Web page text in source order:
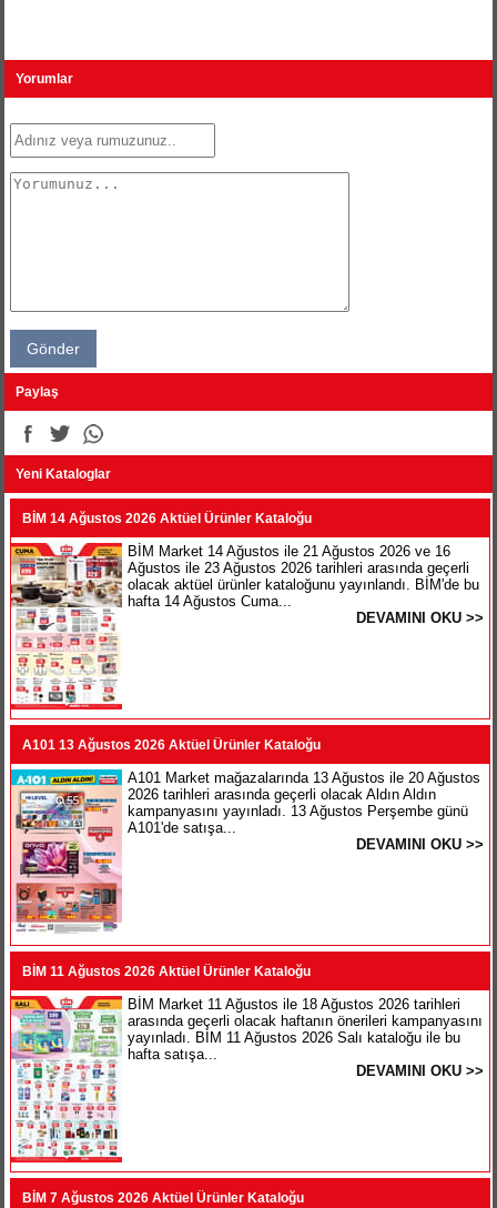
Yorumlar
Paylaş
Yeni Kataloglar
BİM 14 Ağustos 2026 Aktüel Ürünler Kataloğu
BİM Market 14 Ağustos ile 21 Ağustos 2026 ve 16
Ağustos ile 23 Ağustos 2026 tarihleri arasında geçerli
olacak aktüel ürünler kataloğunu yayınlandı. BİM'de bu
hafta 14 Ağustos Cuma...
DEVAMINI OKU >>
A101 13 Ağustos 2026 Aktüel Ürünler Kataloğu
A101 Market mağazalarında 13 Ağustos ile 20 Ağustos
2026 tarihleri arasında geçerli olacak Aldın Aldın
kampanyasını yayınladı. 13 Ağustos Perşembe günü
A101'de satışa...
DEVAMINI OKU >>
BİM 11 Ağustos 2026 Aktüel Ürünler Kataloğu
BİM Market 11 Ağustos ile 18 Ağustos 2026 tarihleri
arasında geçerli olacak haftanın önerileri kampanyasını
yayınladı. BİM 11 Ağustos 2026 Salı kataloğu ile bu
hafta satışa...
DEVAMINI OKU >>
BİM 7 Ağustos 2026 Aktüel Ürünler Kataloğu